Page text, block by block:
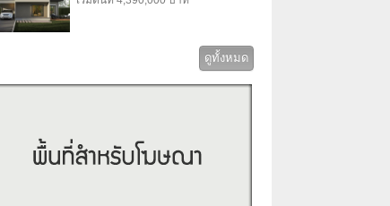
ดูทั้งหมด